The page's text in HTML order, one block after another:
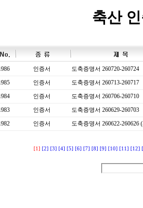
축산
인증서
도축증명서 260720-260724
인증서
도축증명서 260713-260717
인증서
도축증명서 260706-260710
인증서
도축증명서 260629-260703
인증서 도축증명서 260622-260626
[1] [2] [3] [4] [5] [6] [7] [8] [9] [10] [11] [12]